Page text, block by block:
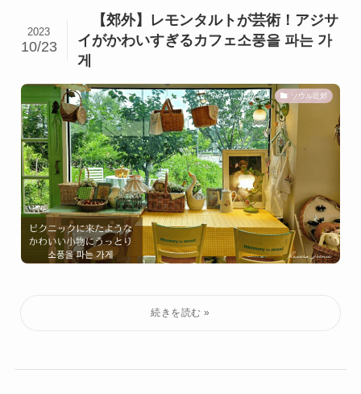
【郊外】レモンタルトが芸術！アジサ
イがかわいすぎるカフェ소풍을 파는 가
게
2023
10/23
ソウル近郊